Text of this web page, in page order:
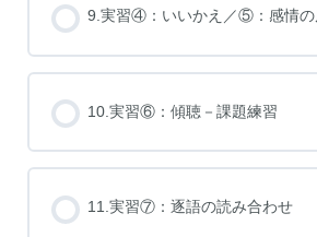
9.実習④：いいかえ／⑤：感情の
10.実習⑥：傾聴－課題練習
11.実習⑦：逐語の読み合わせ